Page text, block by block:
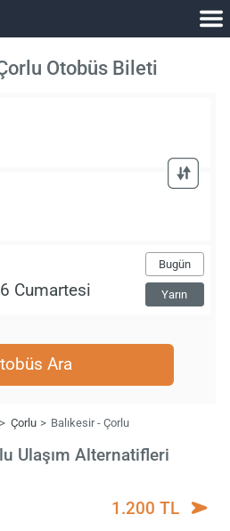
Otobüs Bileti
Bugün
Yarın
Ara
Çorlu Balıkesir - Çorlu
Ulaşım Alternatifleri
1.200 TL